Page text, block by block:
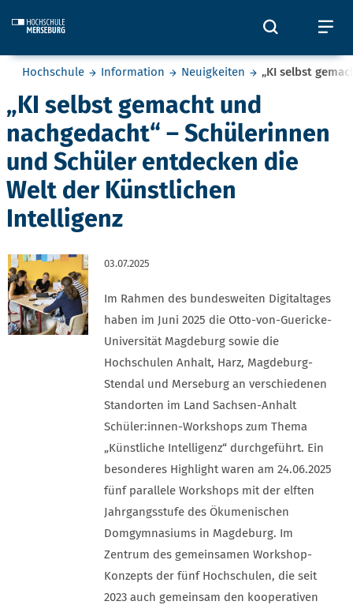
Öffnet
Sie befinden sich hier:
Hochschule Information Neuigkeiten „KI selbst
„KI selbst gemacht und
nachgedacht“ – Schülerinnen
und Schüler entdecken die
Welt der Künstlichen
Intelligenz
03.07.2025
Im Rahmen des bundesweiten Digitaltages
haben im Juni 2025 die Otto-von-Guericke-
Universität Magdeburg sowie die
Hochschulen Anhalt, Harz, Magdeburg-
Stendal und Merseburg an verschiedenen
Standorten im Land Sachsen-Anhalt
Schüler:innen-Workshops zum Thema
„Künstliche Intelligenz“ durchgeführt. Ein
besonderes Highlight waren am 24.06.2025
fünf parallele Workshops mit der elften
Jahrgangsstufe des Ökumenischen
Domgymnasiums in Magdeburg. Im
Zentrum des gemeinsamen Workshop-
Konzepts der fünf Hochschulen, die seit
2023 auch gemeinsam den kooperativen